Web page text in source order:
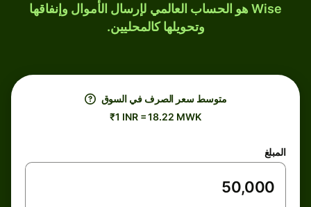
Wise هو الحساب العالمي لإرسال الأموال وإنفاقها
وتحويلها كالمحليين.
متوسط ​​سعر الصرف في السوق
₹1 INR = 18.22 MWK
المبلغ